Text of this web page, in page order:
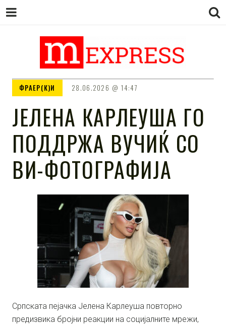
M EXPRESS
ФРАЕР(К)И 28.06.2026 14:47
ЈЕЛЕНА КАРЛЕУША ГО
ПОДДРЖА ВУЧИЌ СО
ВИ-ФОТОГРАФИЈА
Српската пејачка Јелена Карлеуша повторно
предизвика бројни реакции на социјалните мрежи,